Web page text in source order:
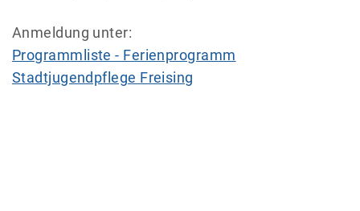
Anmeldung unter:
Programmliste - Ferienprogramm
Stadtjugendpflege Freising